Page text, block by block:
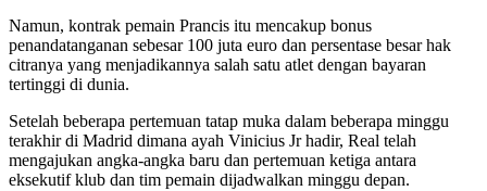
Namun, kontrak pemain Prancis itu mencakup bonus
penandatanganan sebesar 100 juta euro dan persentase besar hak
citranya yang menjadikannya salah satu atlet dengan bayaran
tertinggi di dunia.
Setelah beberapa pertemuan tatap muka dalam beberapa minggu
terakhir di Madrid dimana ayah Vinicius Jr hadir, Real telah
mengajukan angka-angka baru dan pertemuan ketiga antara
eksekutif klub dan tim pemain dijadwalkan minggu depan.